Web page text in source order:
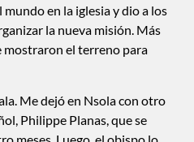
en la iglesia y dio a los
la nueva misión. Más
mostraron el terreno para
Me dejó en Nsola con otro
Philippe Planas, que se